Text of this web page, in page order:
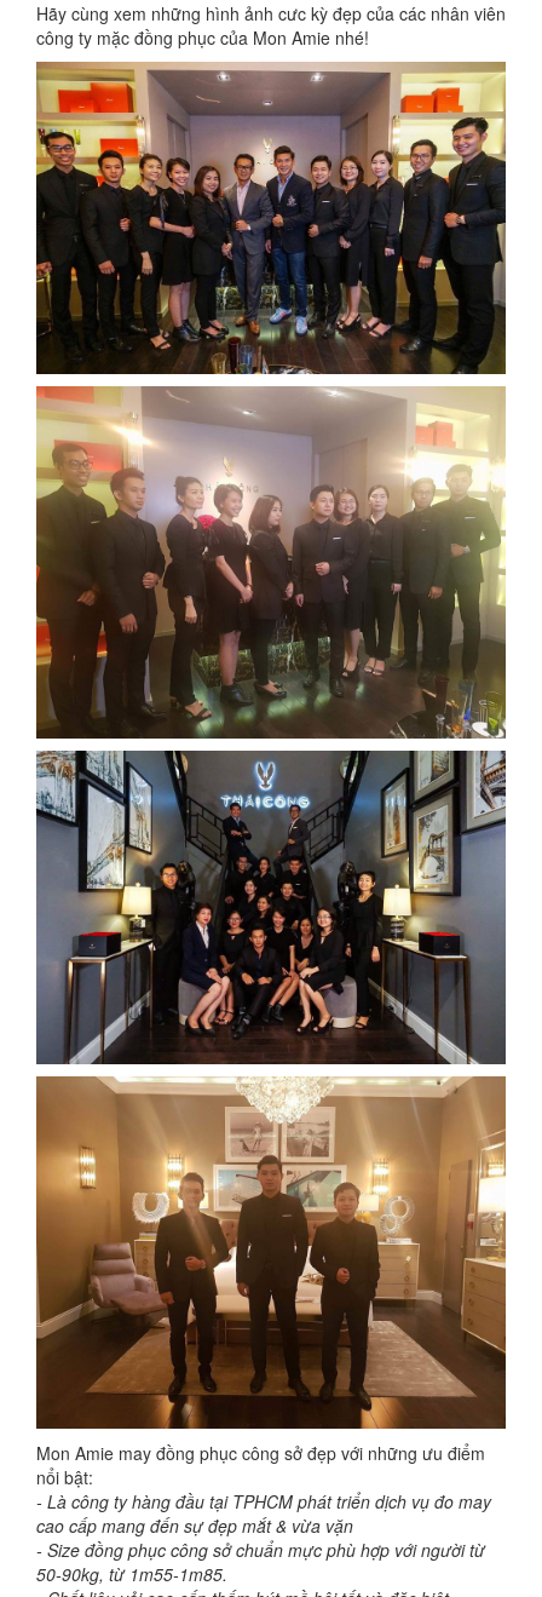
Hãy cùng xem những hình ảnh cưc kỳ đẹp của các nhân viên
công ty mặc đồng phục của Mon Amie nhé!
Mon Amie may đồng phục công sở đẹp với những ưu điểm
nổi bật:
- Là công ty hàng đầu tại TPHCM phát triển dịch vụ đo may
cao cấp mang đến sự đẹp mắt & vừa vặn
- Size đồng phục công sở chuẩn mực phù hợp với người từ
50-90kg, từ 1m55-1m85.